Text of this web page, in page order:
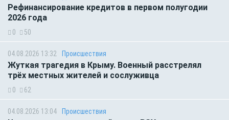
Рефинансирование кредитов в первом полугодии
2026 года
0 50
04.08.2026 13:32 Происшествия
Жуткая трагедия в Крыму. Военный расстрелял
трёх местных жителей и сослуживца
0 62
04.08.2026 13:04 Происшествия